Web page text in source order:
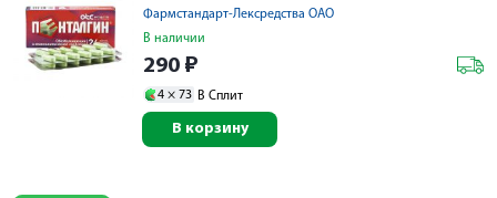
Фармстандарт-Лексредства ОАО
В наличии
290 ₽
4 × 73 В Сплит
В корзину